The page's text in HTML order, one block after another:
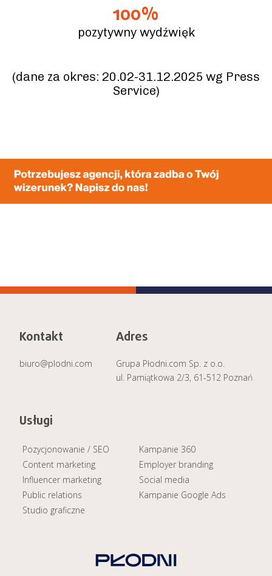
100%
pozytywny wydźwięk
(dane za okres: 20.02-31.12.2025 wg Press
Service)
Usługi
Pozycjonowanie / SEO
Kampanie 360
Content marketing
Employer branding
Influencer marketing
Social media
Public relations
Kampanie Google Ads
Studio graficzne
Kontakt
biuro@plodni.com
Adres
Grupa Płodni.com Sp. z o.o.
ul. Pamiątkowa 2/3, 61-512 Poznań